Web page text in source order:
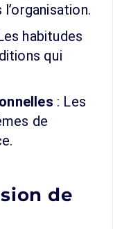
habitudes
qui
: Les
de
de